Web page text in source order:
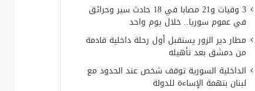
3 وفيات و21 مصابا في 18 حادث سير وحرائق
في عموم سوريا.. خلال يوم واحد
مطار دير الزور يستقبل أول رحلة داخلية قادمة
من دمشق بعد تأهيله
الداخلية السورية توقف شخص عند الحدود مع
لبنان بتهمة الإساءة للدولة